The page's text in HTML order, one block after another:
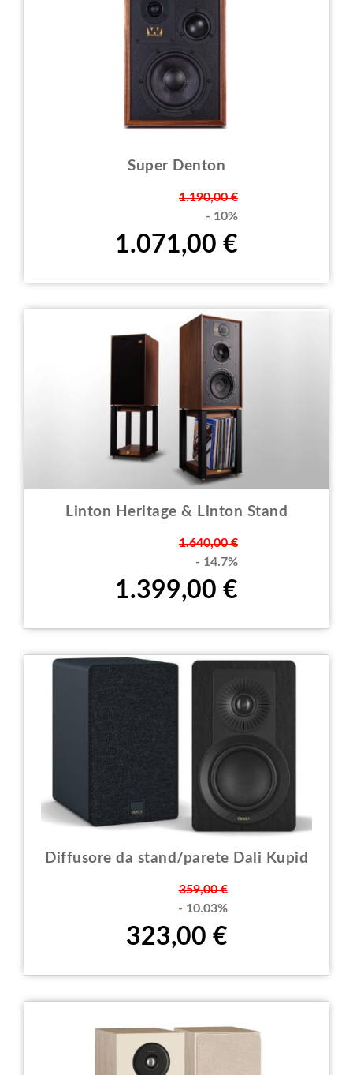
Super Denton
1.190,00 €
- 10%
1.071,00 €
Linton Heritage & Linton Stand
1.640,00 €
- 14.7%
1.399,00 €
Diffusore da stand/parete Dali Kupid
359,00 €
- 10.03%
323,00 €